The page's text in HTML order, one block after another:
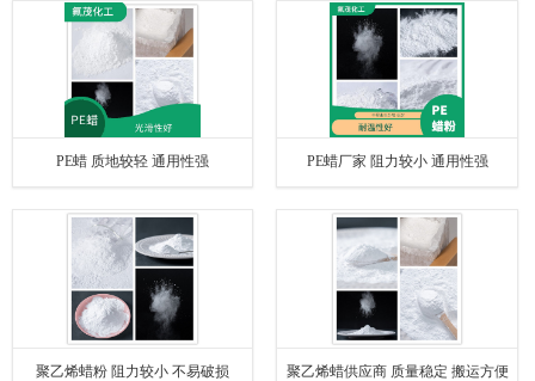
PE蜡 质地较轻 通用性强 PE蜡厂家 阻力较小 通用性强
聚乙烯蜡粉 阻力较小 不易破损 聚乙烯蜡供应商 质量稳定 搬运方便